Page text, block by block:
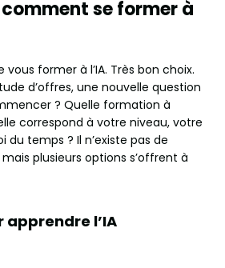
comment se former à
former à l’IA. Très bon choix.
d’offres, une nouvelle question
? Quelle formation à
correspond à votre niveau, votre
temps ? Il n’existe pas de
plusieurs options s’offrent à
apprendre l’IA